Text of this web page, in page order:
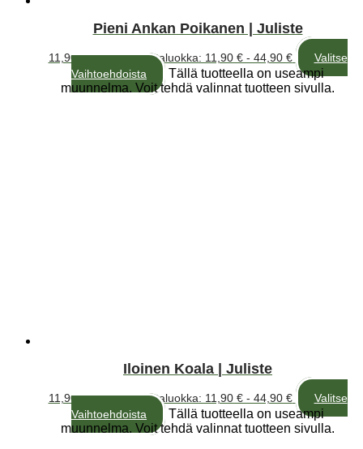
Pieni Ankan Poikanen | Juliste
11,90€ – 44,90€Hintaluokka: 11,90 € - 44,90 €
Valitse
Vaihtoehdoista
Tällä tuotteella on useampi
muunnelma. Voit tehdä valinnat tuotteen sivulla.
Iloinen Koala | Juliste
11,90€ – 44,90€Hintaluokka: 11,90 € - 44,90 €
Valitse
Vaihtoehdoista
Tällä tuotteella on useampi
muunnelma. Voit tehdä valinnat tuotteen sivulla.